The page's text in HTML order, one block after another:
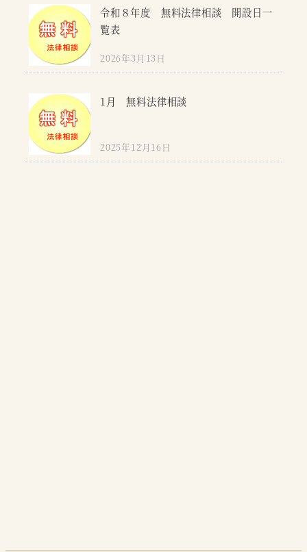
令和８年度 無料法律相談 開設日一
覧表
2026年3月13日
1月 無料法律相談
2025年12月16日